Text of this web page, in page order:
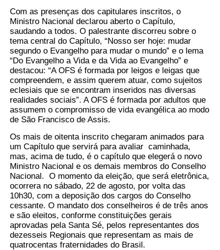
Com as presenças dos capitulares inscritos, o
Ministro Nacional declarou aberto o Capítulo,
saudando a todos. O palestrante discorreu sobre o
tema central do Capítulo, “Nosso ser hoje: mudar
segundo o Evangelho para mudar o mundo” e o lema
“Do Evangelho a Vida e da Vida ao Evangelho” e
destacou: “A OFS é formada por leigos e leigas que
compreendem, e assim querem atuar, como sujeitos
eclesiais que se encontram inseridos nas diversas
realidades sociais”. A OFS é formada por adultos que
assumem o compromisso de vida evangélica ao modo
de São Francisco de Assis.
Os mais de oitenta inscrito chegaram animados para
um Capítulo que servirá para avaliar caminhada,
mas, acima de tudo, é o capítulo que elegerá o novo
Ministro Nacional e os demais membros do Conselho
Nacional. O momento da eleição, que será eletrônica,
ocorrera no sábado, 22 de agosto, por volta das
10h30, com a deposição dos cargos do Conselho
cessante. O mandato dos conselheiros é de três anos
e são eleitos, conforme constituições gerais
aprovadas pela Santa Sé, pelos representantes dos
dezesseis Regionais que representam as mais de
quatrocentas fraternidades do Brasil.